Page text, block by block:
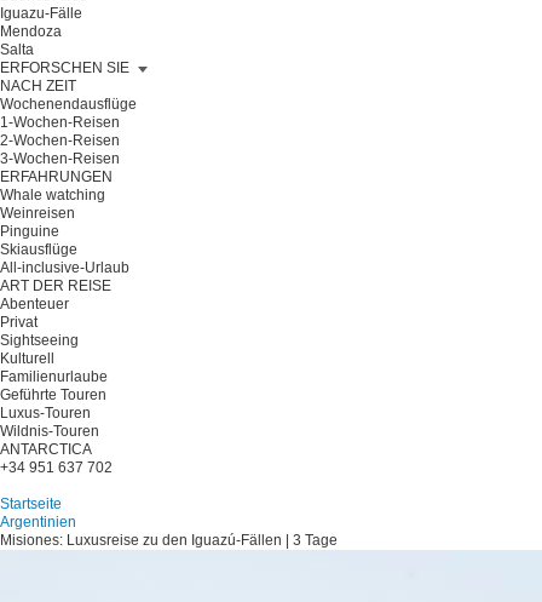
Iguazu-Fälle
Mendoza
Salta
ERFORSCHEN SIE
NACH ZEIT
Wochenendausflüge
1-Wochen-Reisen
2-Wochen-Reisen
3-Wochen-Reisen
ERFAHRUNGEN
Whale watching
Weinreisen
Pinguine
Skiausflüge
All-inclusive-Urlaub
ART DER REISE
Abenteuer
Privat
Sightseeing
Kulturell
Familienurlaube
Geführte Touren
Luxus-Touren
Wildnis-Touren
ANTARCTICA
+34 951 637 702
Startseite
Argentinien
Misiones: Luxusreise zu den Iguazú-Fällen | 3 Tage